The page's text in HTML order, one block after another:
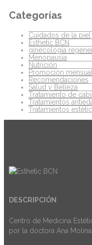
Categorías
Cuidados de la piel
Esthetic BCN
ginecología
Menopausia
Nutrición
Promoción mensual
Recomendaciones
Salud y Belleza
Tratamiento de
Tratamientos
Tratamientos
DESCRIPCIÓN
Centro de Medicina
por la doctora Ana Molina.